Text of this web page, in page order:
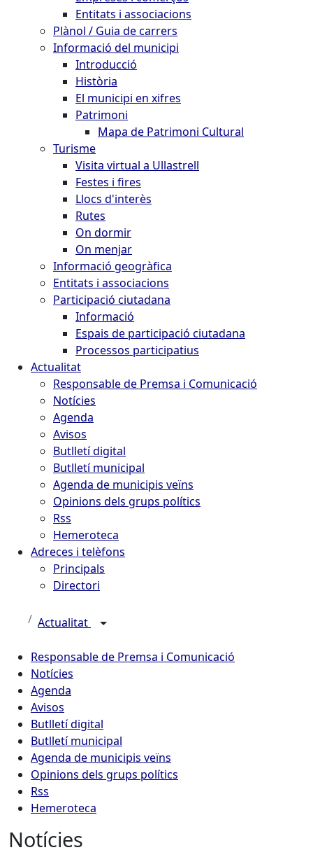
Entitats i associacions
Plànol / Guia de carrers
Informació del municipi
Introducció
Història
El municipi en xifres
Patrimoni
Mapa de Patrimoni Cultural
Turisme
Visita virtual a Ullastrell
Festes i fires
Llocs d'interès
Rutes
On dormir
On menjar
Informació geogràfica
Entitats i associacions
Participació ciutadana
Informació
Espais de participació ciutadana
Processos participatius
Actualitat
Responsable de Premsa i Comunicació
Notícies
Agenda
Avisos
Butlletí digital
Butlletí municipal
Agenda de municipis veïns
Opinions dels grups polítics
Rss
Hemeroteca
Adreces i telèfons
Principals
Directori
Actualitat
Responsable de Premsa i Comunicació
Notícies
Agenda
Avisos
Butlletí digital
Butlletí municipal
Agenda de municipis veïns
Opinions dels grups polítics
Rss
Hemeroteca
Notícies